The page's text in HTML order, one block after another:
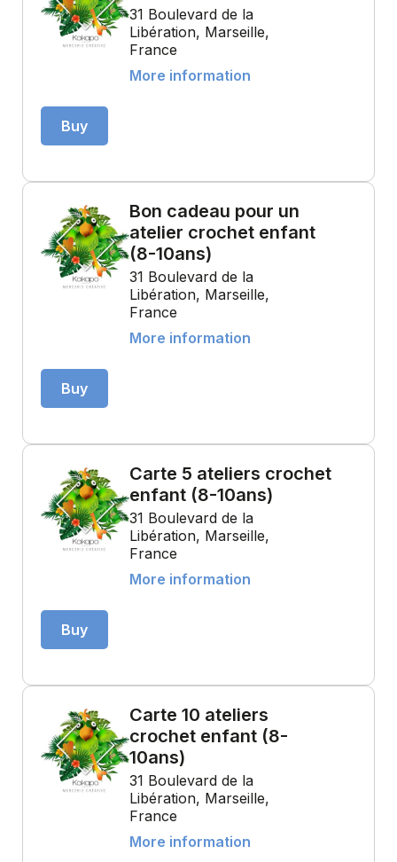
31 Boulevard de la
Libération, Marseille,
France
More information
Buy
Bon cadeau pour un
atelier crochet enfant
(8-10ans)
31 Boulevard de la
Libération, Marseille,
France
More information
Buy
Carte 5 ateliers crochet
enfant (8-10ans)
31 Boulevard de la
Libération, Marseille,
France
More information
Buy
Carte 10 ateliers
crochet enfant (8-
10ans)
31 Boulevard de la
Libération, Marseille,
France
More information